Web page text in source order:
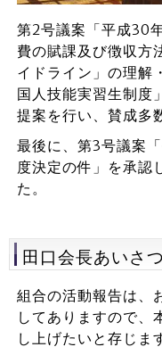
第2号議案「平成30
費の賦課及び徴収方
イドライン」の理解
国人技能実習生制度
提案を行い、賛成多
最後に、第3号議案
度決定の件」を承認
た。
田口会長あいさつ
組合の活動報告は、
してありますので、
し上げたいと存じま